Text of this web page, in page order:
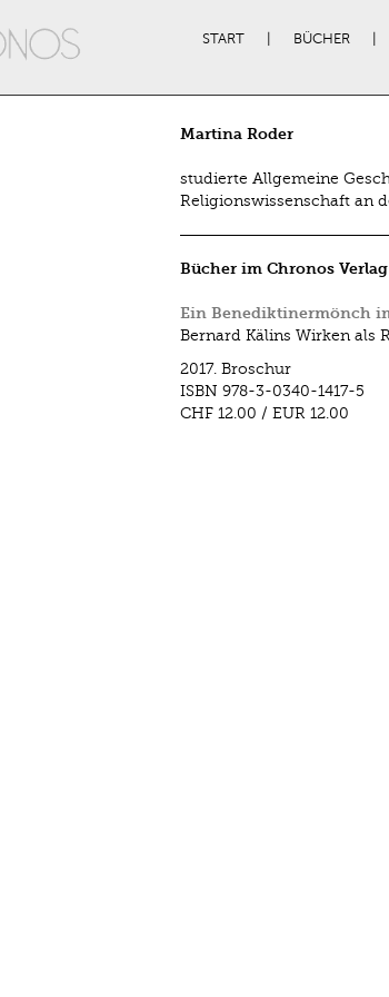
START BÜCHER
Martina Roder
studierte Allgemeine
Religionswissenschaft an
Bücher im Chronos Verlag
Ein Benediktinermönch
Bernard Kälins Wirken als
2017. Broschur
ISBN 978-3-0340-1417-5
CHF 12.00 / EUR 12.00